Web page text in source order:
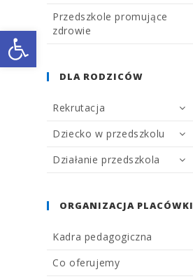
Open toolbar
Przedszkole promujące
zdrowie
DLA RODZICÓW
Rekrutacja
Dziecko w przedszkolu
Działanie przedszkola
ORGANIZACJA PLACÓWKI
Kadra pedagogiczna
Co oferujemy